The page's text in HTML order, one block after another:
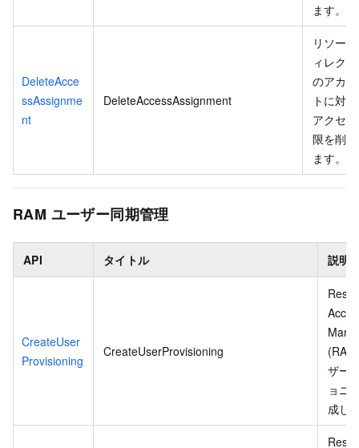
ます。
DeleteAcce
ssAssignme
nt
DeleteAccessAssignment
リソー
ィレク
のアカ
トに対
アクセ
限を削
ます。
RAM ユーザー同期管理
API タイトル 説明
CreateUser
Provisioning
CreateUserProvisioning
ザー
ョニ
成し